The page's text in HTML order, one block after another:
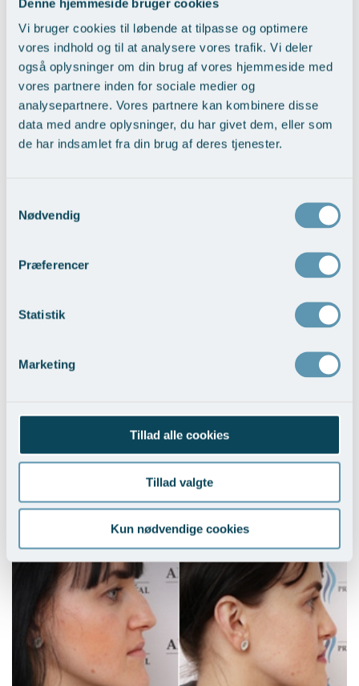
Denne hjemmeside bruger cookies
Vi bruger cookies til løbende at tilpasse og optimere
vores indhold og til at analysere vores trafik. Vi deler
også oplysninger om din brug af vores hjemmeside med
vores partnere inden for sociale medier og
analysepartnere. Vores partnere kan kombinere disse
data med andre oplysninger, du har givet dem, eller som
de har indsamlet fra din brug af deres tjenester.
Nødvendig
Præferencer
Statistik
Marketing
Tillad alle cookies
Tillad valgte
Kun nødvendige cookies
Reduktion af næsen som helhed
Vis behandlingseksempler
Viser behandlingseksempler
Ændring af næsetippen
Vis behandlingseksempler